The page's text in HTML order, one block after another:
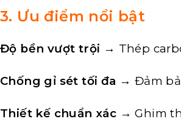
3. Ưu điểm nổi bật
Độ bền vượt trội → Thép
Chống gỉ sét tối đa → Đảm
Thiết kế chuẩn xác → Ghim